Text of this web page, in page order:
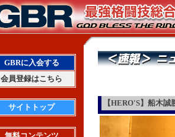
GBRに入会する
会員登録はこちら
サイトトップ 【HERO'S】船木